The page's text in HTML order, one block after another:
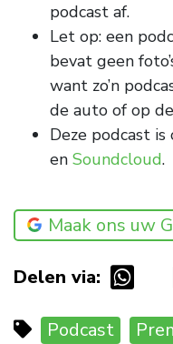
podcast af.
Let op: een
bevat geen
want zo’n
de auto of op
Deze podcast
en Soundcloud.
Maak ons uw
Delen via:
Podcast